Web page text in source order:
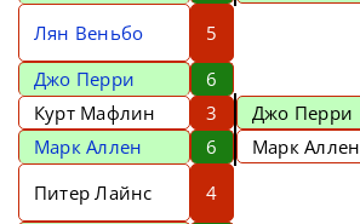
Лян Веньбо 5
Джо Перри
6
Курт Мафлин
3 Джо Перри
Марк Аллен
6 Марк Аллен
Питер Лайнс
4